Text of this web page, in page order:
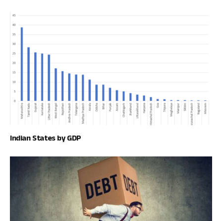
Indian States by GDP